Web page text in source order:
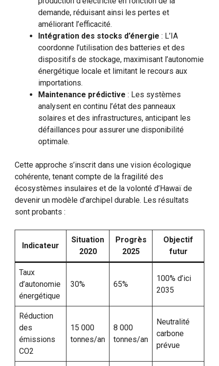
demande, réduisant ainsi les pertes et
améliorant l’efficacité.
Intégration des stocks d’énergie : L’IA
coordonne l’utilisation des batteries et des
dispositifs de stockage, maximisant l’autonomie
énergétique locale et limitant le recours aux
importations.
Maintenance prédictive : Les systèmes
analysent en continu l’état des panneaux
solaires et des infrastructures, anticipant les
défaillances pour assurer une disponibilité
optimale.
Cette approche s’inscrit dans une vision écologique
cohérente, tenant compte de la fragilité des
écosystèmes insulaires et de la volonté d’Hawaï de
devenir un modèle d’archipel durable. Les résultats
sont probants :
Indicateur
Situation
2020
Progrès
2025
Objectif
futur
Taux
d’autonomie
énergétique
30% 65%
100% d’ici
2035
Réduction
des
émissions
CO2
15 000
tonnes/an
8 000
tonnes/an
Neutralité
carbone
prévue